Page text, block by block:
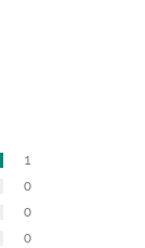
1
0
0
0